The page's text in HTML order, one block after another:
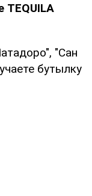
TEQUILA
"Сан
бутылку